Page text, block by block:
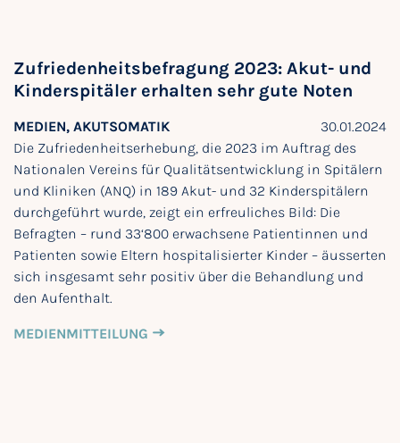
Zufriedenheitsbefragung 2023: Akut- und
Kinderspitäler erhalten sehr gute Noten
MEDIEN, AKUTSOMATIK
30.01.2024
Die Zufriedenheitserhebung, die 2023 im Auftrag des
Nationalen Vereins für Qualitätsentwicklung in Spitälern
und Kliniken (ANQ) in 189 Akut- und 32 Kinderspitälern
durchgeführt wurde, zeigt ein erfreuliches Bild: Die
Befragten – rund 33‘800 erwachsene Patientinnen und
Patienten sowie Eltern hospitalisierter Kinder – äusserten
sich insgesamt sehr positiv über die Behandlung und
den Aufenthalt.
MEDIENMITTEILUNG